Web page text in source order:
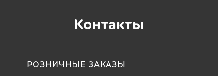
Контакты
РОЗНИЧНЫЕ ЗАКАЗЫ